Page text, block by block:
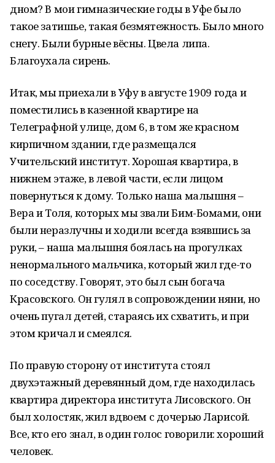
дном? В мои гимназические годы в Уфе было
такое затишье, такая безмятежность. Было много
снегу. Были бурные вёсны. Цвела липа.
Благоухала сирень.
Итак, мы приехали в Уфу в августе 1909 года и
поместились в казенной квартире на
Телеграфной улице, дом 6, в том же красном
кирпичном здании, где размещался
Учительский институт. Хорошая квартира, в
нижнем этаже, в левой части, если лицом
повернуться к дому. Только наша малышня –
Bepa и Толя, которых мы звали Бим-Бомами, они
были неразлучны и ходили всегда взявшись за
руки, – наша малышня боялась на прогулках
ненормального мальчика, который жил где-то
по соседству. Говорят, это был сын богача
Красовского. Он гулял в сопровождении няни, но
очень пугал детей, стараясь их схватить, и при
этом кричал и смеялся.
По правую сторону от института стоял
двухэтажный деревянный дом, где находилась
квартира директора института Лисовского. Он
был холостяк, жил вдвоем с дочерью Ларисой.
Все, кто его знал, в один голос говорили: хороший
человек.